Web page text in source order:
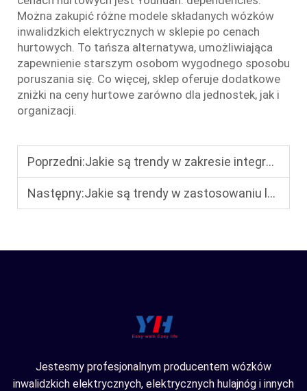
Można zakupić różne modele składanych wózków
inwalidzkich elektrycznych w sklepie po cenach
hurtowych. To tańsza alternatywa, umożliwiająca
zapewnienie starszym osobom wygodnego sposobu
poruszania się. Co więcej, sklep oferuje dodatkowe
zniżki na ceny hurtowe zarówno dla jednostek, jak i
organizacji.
Poprzedni:Jakie są trendy w zakresie integracji inteligencji i Internetu Rzeczy w branży wózków inwalidzkich elektrycznych w 2025 roku?
Następny:Jakie są trendy w zastosowaniu lekkich materiałów w składanych elektrycznych wózkach inwalidzkich?
Jestesmy profesjonalnym producentem wózków
inwalidzkich elektrycznych, elektrycznych hulajnóg i innych